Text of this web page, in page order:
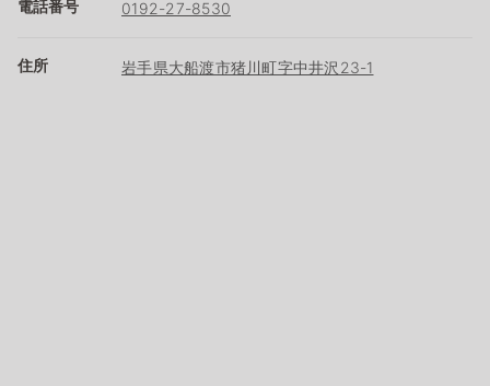
電話番号 0192-27-8530
住所 岩手県大船渡市猪川町字中井沢23-1